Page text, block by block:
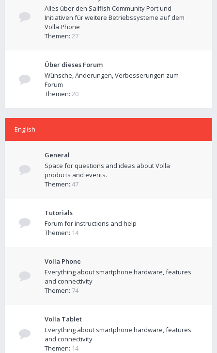
Alles über den Sailfish Community Port und
Initiativen für weitere Betriebssysteme auf dem
Volla Phone
Themen: 27
Über dieses Forum
Wünsche, Änderungen, Verbesserungen zum
Forum
Themen: 20
English
General
Space for questions and ideas about Volla
products and events.
Themen: 47
Tutorials
Forum for instructions and help
Themen: 14
Volla Phone
Everything about smartphone hardware, features
and connectivity
Themen: 74
Volla Tablet
Everything about smartphone hardware, features
and connectivity
Themen: 14